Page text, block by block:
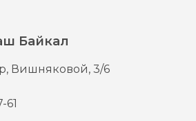
Байкал
Вишняковой, 3/6
61